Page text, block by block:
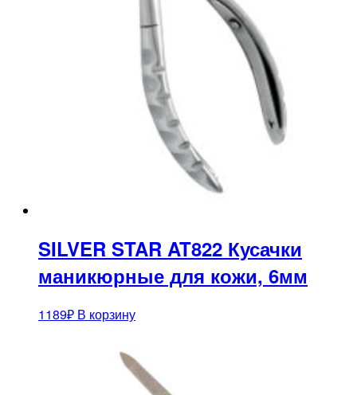
SILVER STAR AT822 Кусачки
маникюрные для кожи, 6мм
1189₽ В корзину